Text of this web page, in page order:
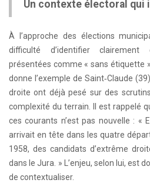
Un contexte électoral qui
À l’approche des élections
difficulté d’identifier clairement
présentées comme « sans étiquette
donne l’exemple de Saint‑Claude
droite ont déjà pesé sur des
complexité du terrain. Il est rappelé
ces courants n’est pas nouvelle : «
arrivait en tête dans les quatre
1958, des candidats d’extrême
dans le Jura. » L’enjeu, selon lui, est
de contextualiser.